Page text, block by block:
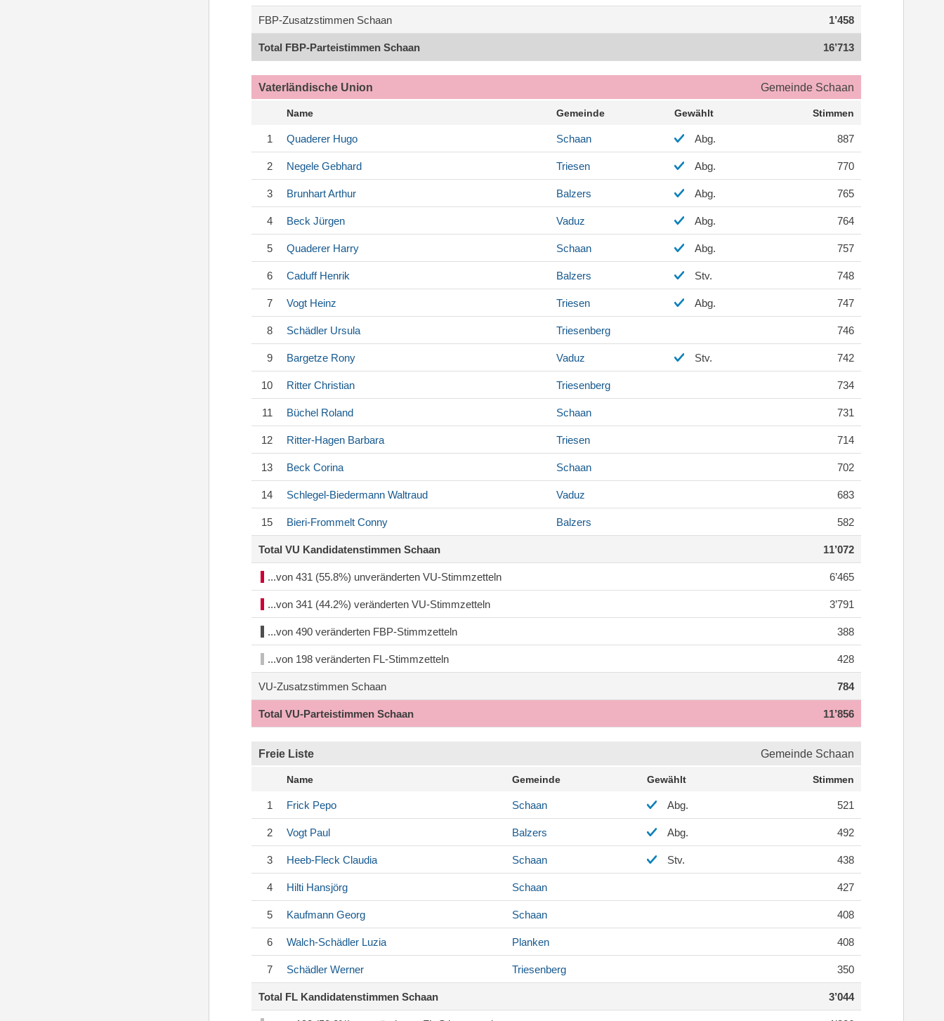
FBP-Zusatzstimmen Schaan 1’458
Total FBP-Parteistimmen Schaan 16’713
Vaterländische Union Gemeinde Schaan
Name Gemeinde Gewählt Stimmen
1 Quaderer Hugo Schaan Abg. 887
2 Negele Gebhard Triesen Abg. 770
3 BrunhartArthur Balzers Abg. 765
4 Beck Jürgen Vaduz Abg. 764
5 Quaderer Harry Schaan Abg. 757
6 CaduffHenrik Balzers Stv. 748
7 Vogt Heinz Triesen Abg. 747
8 Schädler Ursula Triesenberg 746
9 Bargetze Rony Vaduz Stv. 742
10 Ritter Christian Triesenberg 734
11 Büchel Roland Schaan 731
12 Ritter-Hagen Barbara Triesen 714
13 Beck Corina Schaan 702
14 Schlegel-Biedermann Waltraud Vaduz 683
15 Bieri-Frommelt Conny Balzers 582
Total VU Kandidatenstimmen Schaan 11’072
...von 431 (55.8%) unveränderten VU-Stimmzetteln 6’465
...von 341 (44.2%) veränderten VU-Stimmzetteln 3’791
...von 490 veränderten FBP-Stimmzetteln 388
...von 198 veränderten FL-Stimmzetteln 428
VU-Zusatzstimmen Schaan 784
Total VU-Parteistimmen Schaan 11’856
Freie Liste Gemeinde Schaan
Name Gemeinde Gewählt Stimmen
1 Frick Pepo Schaan Abg. 521
2 Vogt Paul Balzers Abg. 492
3 Heeb-Fleck Claudia Schaan Stv. 438
4 Hilti Hansjörg Schaan 427
5 Kaufmann Georg Schaan 408
6 Walch-Schädler Luzia Planken 408
7 Schädler Werner Triesenberg 350
Total FL Kandidatenstimmen Schaan 3’044